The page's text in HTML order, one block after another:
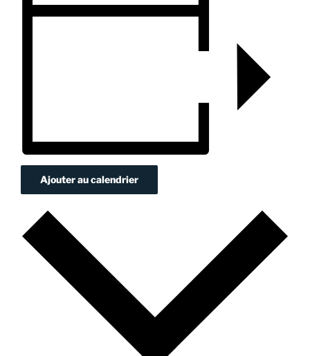
Ajouter au calendrier